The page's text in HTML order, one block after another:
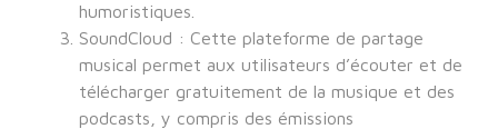
humoristiques.
SoundCloud : Cette plateforme de partage
musical permet aux utilisateurs d’écouter et de
télécharger gratuitement de la musique et des
podcasts, y compris des émissions